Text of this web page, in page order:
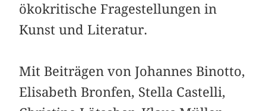
ökokritische Fragestellungen in
Kunst und Literatur.
Mit Beiträgen von Johannes Binotto,
Elisabeth Bronfen, Stella Castelli,